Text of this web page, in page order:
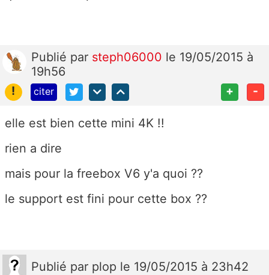
Publié par steph06000 le 19/05/2015 à
19h56
!
citer + -
elle est bien cette mini 4K !!
rien a dire
mais pour la freebox V6 y'a quoi ??
le support est fini pour cette box ??
Publié par plop le 19/05/2015 à 23h42